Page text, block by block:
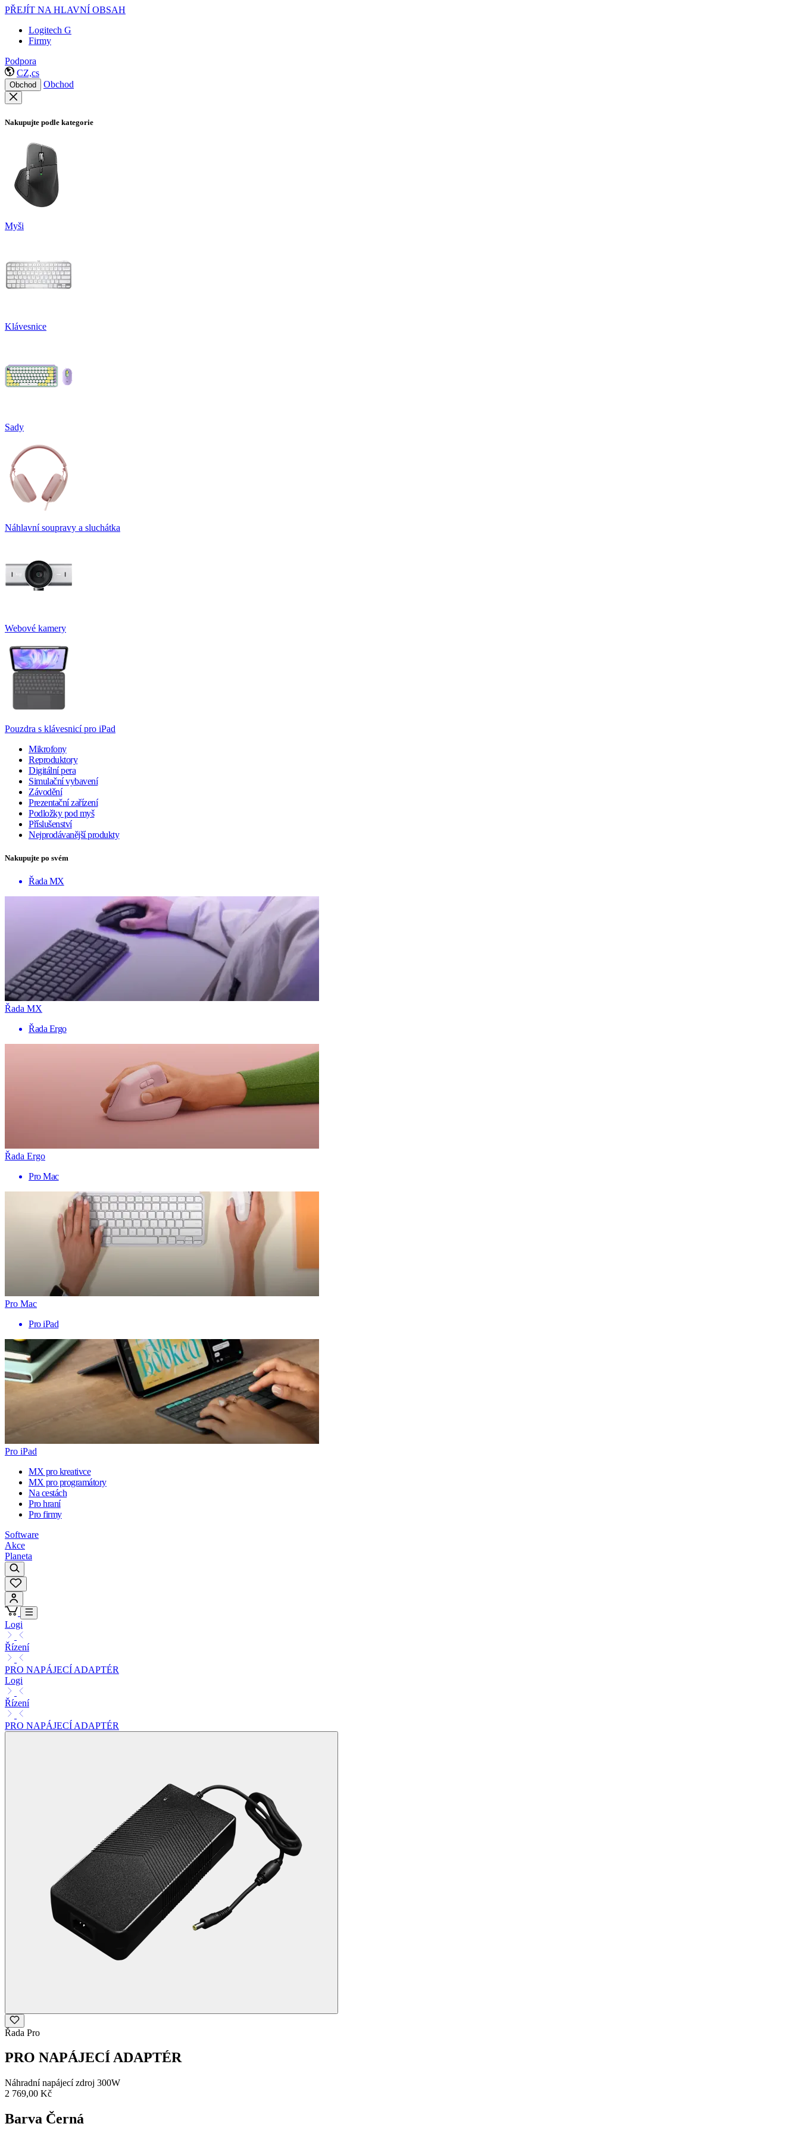
PŘEJÍT NA HLAVNÍ OBSAH
Logitech G
Firmy
Podpora
CZ,cs
Obchod Obchod
Nakupujte podle kategorie
Myši
Klávesnice
Sady
Náhlavní soupravy a sluchátka
Webové kamery
Pouzdra s klávesnicí pro iPad
Mikrofony
Reproduktory
Digitální pera
Simulační vybavení
Závodění
Prezentační zařízení
Podložky pod myš
Příslušenství
Nejprodávanější produkty
Nakupujte po svém
Řada MX
Řada MX
Řada Ergo
Řada Ergo
Pro Mac
Pro Mac
Pro iPad
Pro iPad
MX pro kreativce
MX pro programátory
Na cestách
Pro hraní
Pro firmy
Software
Akce
Planeta
Logi
Řízení
PRO NAPÁJECÍ ADAPTÉR
Logi
Řízení
PRO NAPÁJECÍ ADAPTÉR
Řada Pro
PRO NAPÁJECÍ ADAPTÉR
Náhradní napájecí zdroj 300W
2 769,00 Kč
Barva Černá